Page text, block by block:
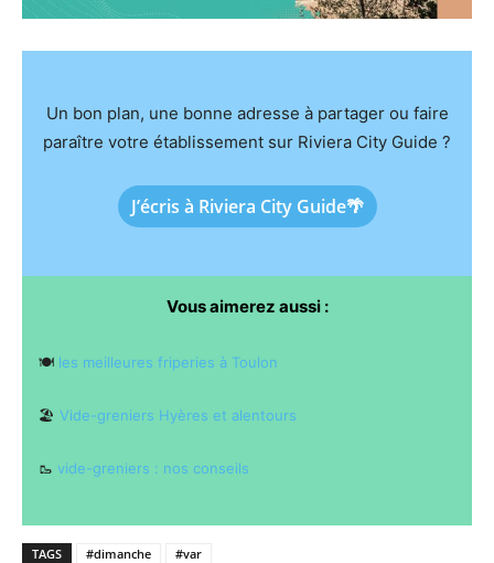
Un bon plan, une bonne adresse à partager ou faire
paraître votre établissement sur Riviera City Guide ?
J’écris à Riviera City Guide🌴
Vous aimerez aussi :
🍽️ les meilleures friperies à Toulon
🏖️ Vide-greniers Hyères et alentours
🥾 vide-greniers : nos conseils
TAGS #dimanche #var